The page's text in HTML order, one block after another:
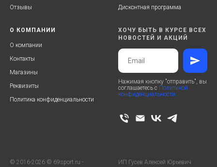
Отзывы
Дисконтная программа
О КОМПАНИИ
О компании
Контакты
Магазины
Реквизиты
Политика конфиденциальности
ХОЧУ БЫТЬ В КУРСЕ ВСЕХ
НОВОСТЕЙ И АКЦИЙ
Нажимая кнопку "отправить", вы
соглашаетесь с Политикой
конфиденциальности
© 2016-2026 © 69sport.ru -
ИП Гусев Алексей Юрьевич